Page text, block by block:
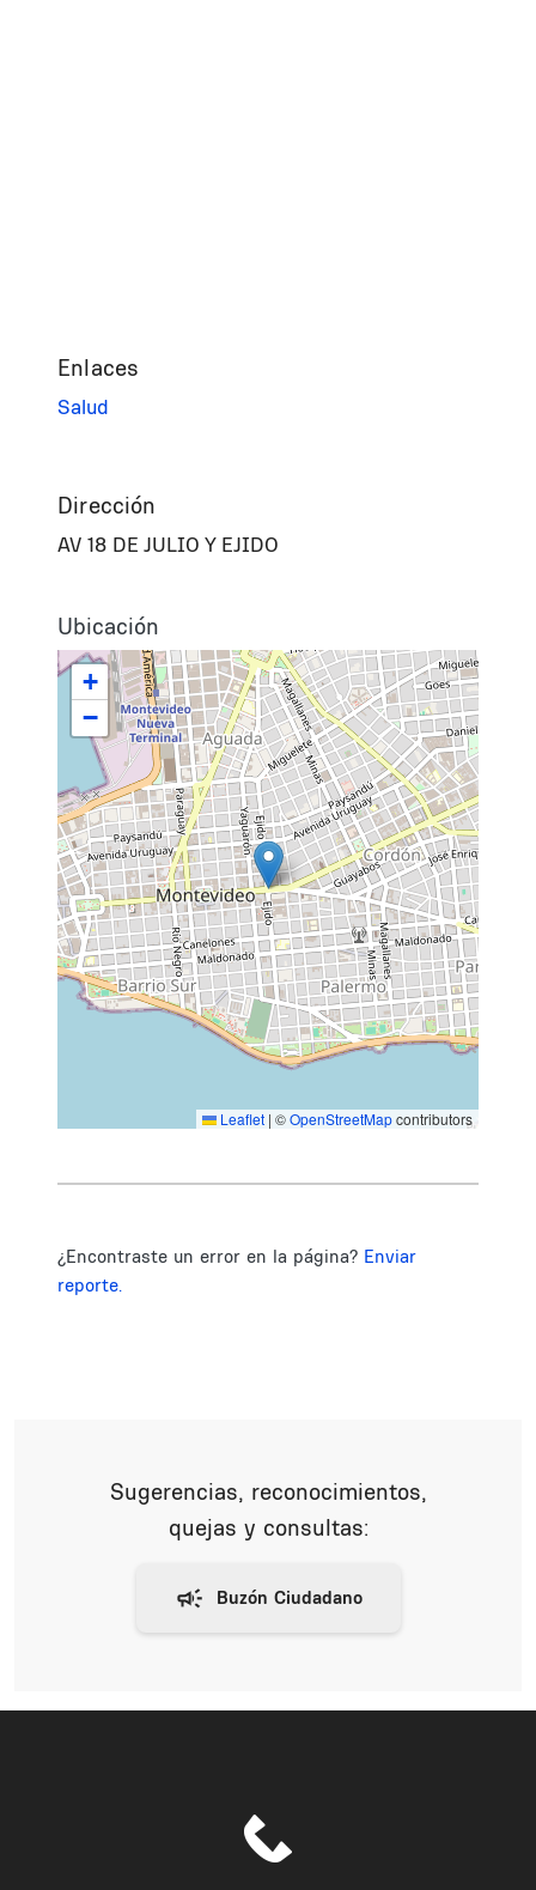
Enlaces
Salud
Dirección
AV 18 DE JULIO Y EJIDO
Ubicación
+
−
Leaflet | ©OpenStreetMapcontributors
¿Encontraste un error en la página? Enviar
reporte.
Sugerencias, reconocimientos,
quejas y consultas: